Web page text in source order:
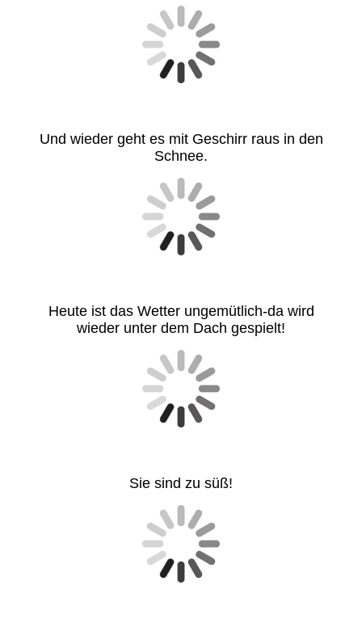
Und wieder geht es mit Geschirr raus in den
Schnee.
Heute ist das Wetter ungemütlich-da wird
wieder unter dem Dach gespielt!
Sie sind zu süß!